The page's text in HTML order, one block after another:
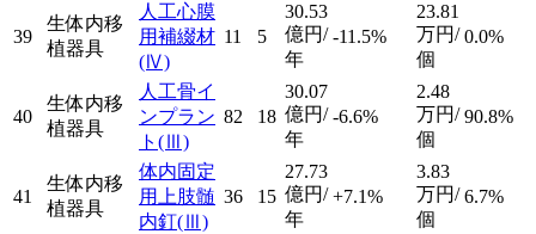
39
生体内移
植器具
人工心膜
用補綴材
(Ⅳ)
11 5
30.53
億円/
年
-11.5%
23.81
万円/
個
0.0%
40
生体内移
植器具
人工骨イ
ンプラン
ト (Ⅲ)
82 18
30.07
億円/
年
-6.6%
2.48
万円/
個
90.8%
41
生体内移
植器具
体内固定
用上肢髄
内釘(Ⅲ)
36 15
27.73
億円/
年
+7.1%
3.83
万円/
個
6.7%